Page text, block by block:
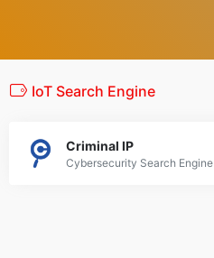
IoT Search Engine
Criminal IP
Cybersecurity Search Engine